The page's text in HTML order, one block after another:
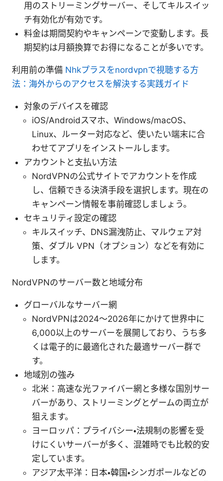
用のストリーミングサーバー、そしてキルスイッ
チ有効化が有効です。
料金は期間契約やキャンペーンで変動します。長
期契約は月額換算でお得になることが多いです。
利用前の準備 Nhkプラスをnordvpnで視聴する方
法：海外からのアクセスを解決する実践ガイド
対象のデバイスを確認
iOS/Androidスマホ、Windows/macOS、
Linux、ルーター対応など、使いたい端末に合
わせてアプリをインストールします。
アカウントと支払い方法
NordVPNの公式サイトでアカウントを作成
し、信頼できる決済手段を選択します。現在の
キャンペーン情報を事前確認しましょう。
セキュリティ設定の確認
キルスイッチ、DNS漏洩防止、マルウェア対
策、ダブル VPN（オプション）などを有効に
します。
NordVPNのサーバー数と地域分布
グローバルなサーバー網
NordVPNは2024〜2026年にかけて世界中に
6,000以上のサーバーを展開しており、うち多
くは電子的に最適化された最適サーバー群で
す。
地域別の強み
北米：高速な光ファイバー網と多様な国別サー
バーがあり、ストリーミングとゲームの両立が
狙えます。
ヨーロッパ：プライバシー・法規制の影響を受
けにくいサーバーが多く、混雑時でも比較的安
定しています。
アジア太平洋：日本・韓国・シンガポールなどの